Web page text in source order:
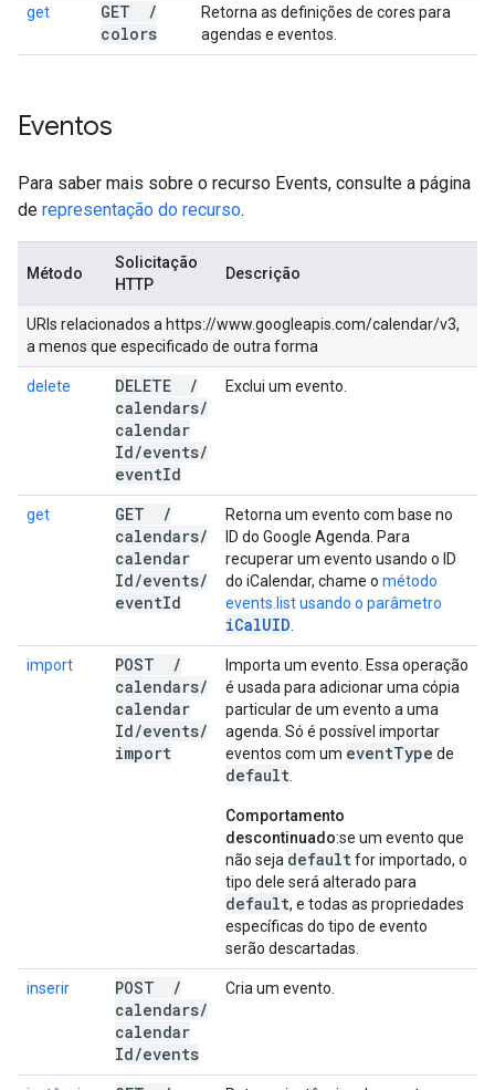
get GET
/
colors
Retorna as definições de cores para
agendas e eventos.
Eventos
Para saber mais sobre o recurso Events, consulte a página
de representação do recurso.
Método
Solicitação
HTTP
Descrição
URIs relacionados a https://www.googleapis.com/calendar/v3,
a menos que especificado de outra forma
delete DELETE
/
calendars/
calendar
Id/events/
eventId
Exclui um evento.
get GET
/
calendars/
calendar
Id/events/
eventId
Retorna um evento com base no
ID do Google Agenda. Para
recuperar um evento usando o ID
do iCalendar, chame o método
events.list usando o parâmetro
iCalUID
import POST
/
calendars/
calendar
Id/events/
import
Importa um evento. Essa operação
é usada para adicionar uma cópia
particular de um evento a uma
agenda. Só é possível importar
eventos com um eventType de
default
Comportamento
descontinuado:se um evento que
não seja defaultfor importado, o
tipo dele será alterado para
default, e todas as propriedades
específicas do tipo de evento
serão descartadas.
inserir POST
/
calendars/
calendar
Id/events
Cria um evento.